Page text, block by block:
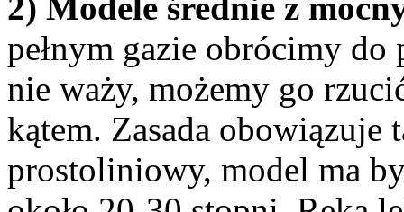
pełnym gazie obrócimy
nie waży, możemy go
kątem. Zasada obowiązuje
prostoliniowy, model ma